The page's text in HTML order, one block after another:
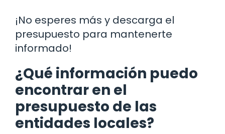
¡No esperes más y descarga el
presupuesto para mantenerte
informado!
¿Qué información puedo
encontrar en el
presupuesto de las
entidades locales?